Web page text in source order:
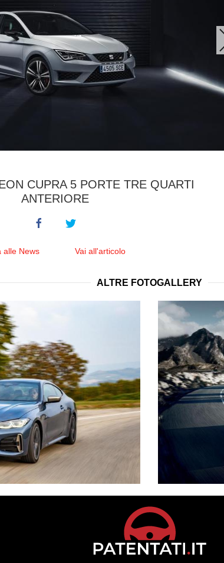
CUPRA 5 PORTE TRE QUARTI
ANTERIORE
alle News Vai all'articolo
ALTRE FOTOGALLERY